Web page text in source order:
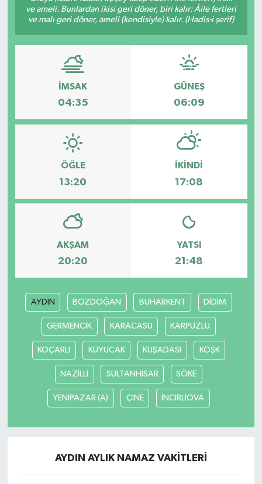
ve ameli. Bunlardan ikisi geri döner, biri kalır: Âile fertleri
ve malı geri döner, ameli (kendisiyle) kalır. (Hadis-i şerif)
İMSAK
04:35
GÜNEŞ
06:09
ÖĞLE
13:20
İKINDI
17:08
AKŞAM
20:20
YATSI
21:48
AYDIN BOZDOĞAN BUHARKENT DİDİM
GERMENCİK KARACASU KARPUZLU
KOÇARLI KUYUCAK KUŞADASI KÖŞK
NAZİLLİ SULTANHİSAR SÖKE
YENİPAZAR (A) ÇİNE İNCİRLİOVA
AYDIN AYLIK NAMAZ VAKITLERI
Gündem
Kültür-Sanat
Podcast
Politika
Sağlık
Siyaset